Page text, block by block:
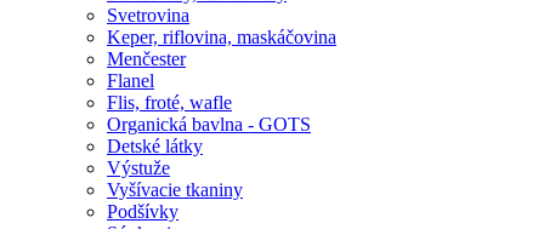
Svetrovina
Keper, riflovina, maskáčovina
Menčester
Flanel
Flis, froté, wafle
Organická bavlna - GOTS
Detské látky
Výstuže
Vyšívacie tkaniny
Podšívky